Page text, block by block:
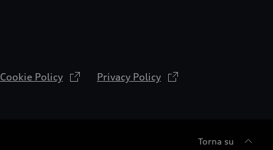
Cookie Policy Privacy Policy
Torna su